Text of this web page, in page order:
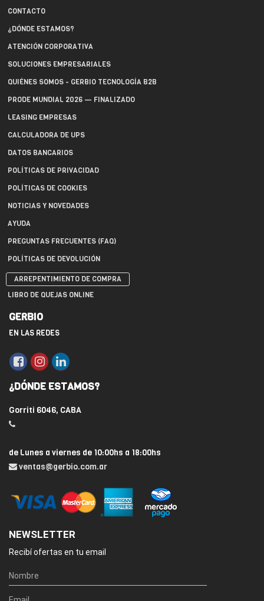
CONTACTO
¿DÓNDE ESTAMOS?
ATENCIÓN CORPORATIVA
SOLUCIONES EMPRESARIALES
QUIÉNES SOMOS - GERBIO TECNOLOGÍA B2B
PRODE MUNDIAL 2026 — FINALIZADO
LEASING EMPRESAS
CALCULADORA DE UPS
DATOS BANCARIOS
POLÍTICAS DE PRIVACIDAD
POLÍTICAS DE COOKIES
NOTICIAS Y NOVEDADES
AYUDA
PREGUNTAS FRECUENTES (FAQ)
POLÍTICAS DE DEVOLUCIÓN
ARREPENTIMIENTO DE COMPRA
LIBRO DE QUEJAS ONLINE
GERBIO
EN LAS REDES
¿DÓNDE ESTAMOS?
Gorriti 6046, CABA
de Lunes a viernes de 10:00hs a 18:00hs
ventas@gerbio.com.ar
NEWSLETTER
Recibí ofertas en tu email